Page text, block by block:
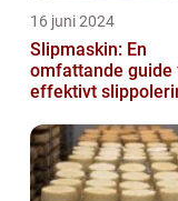
16 juni 2024
Slipmaskin: En
omfattande guide
effektivt